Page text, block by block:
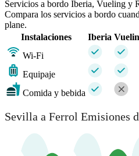
Servicios a bordo Iberia, Vueling y
Compara los servicios a bordo
plane.
Instalaciones
Iberia
Wi-Fi
Equipaje
Comida y bebida
Sevilla a Ferrol Emisiones